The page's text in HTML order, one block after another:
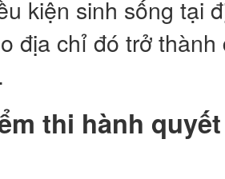
kiện sinh sống tại
địa chỉ đó trở
thi hành